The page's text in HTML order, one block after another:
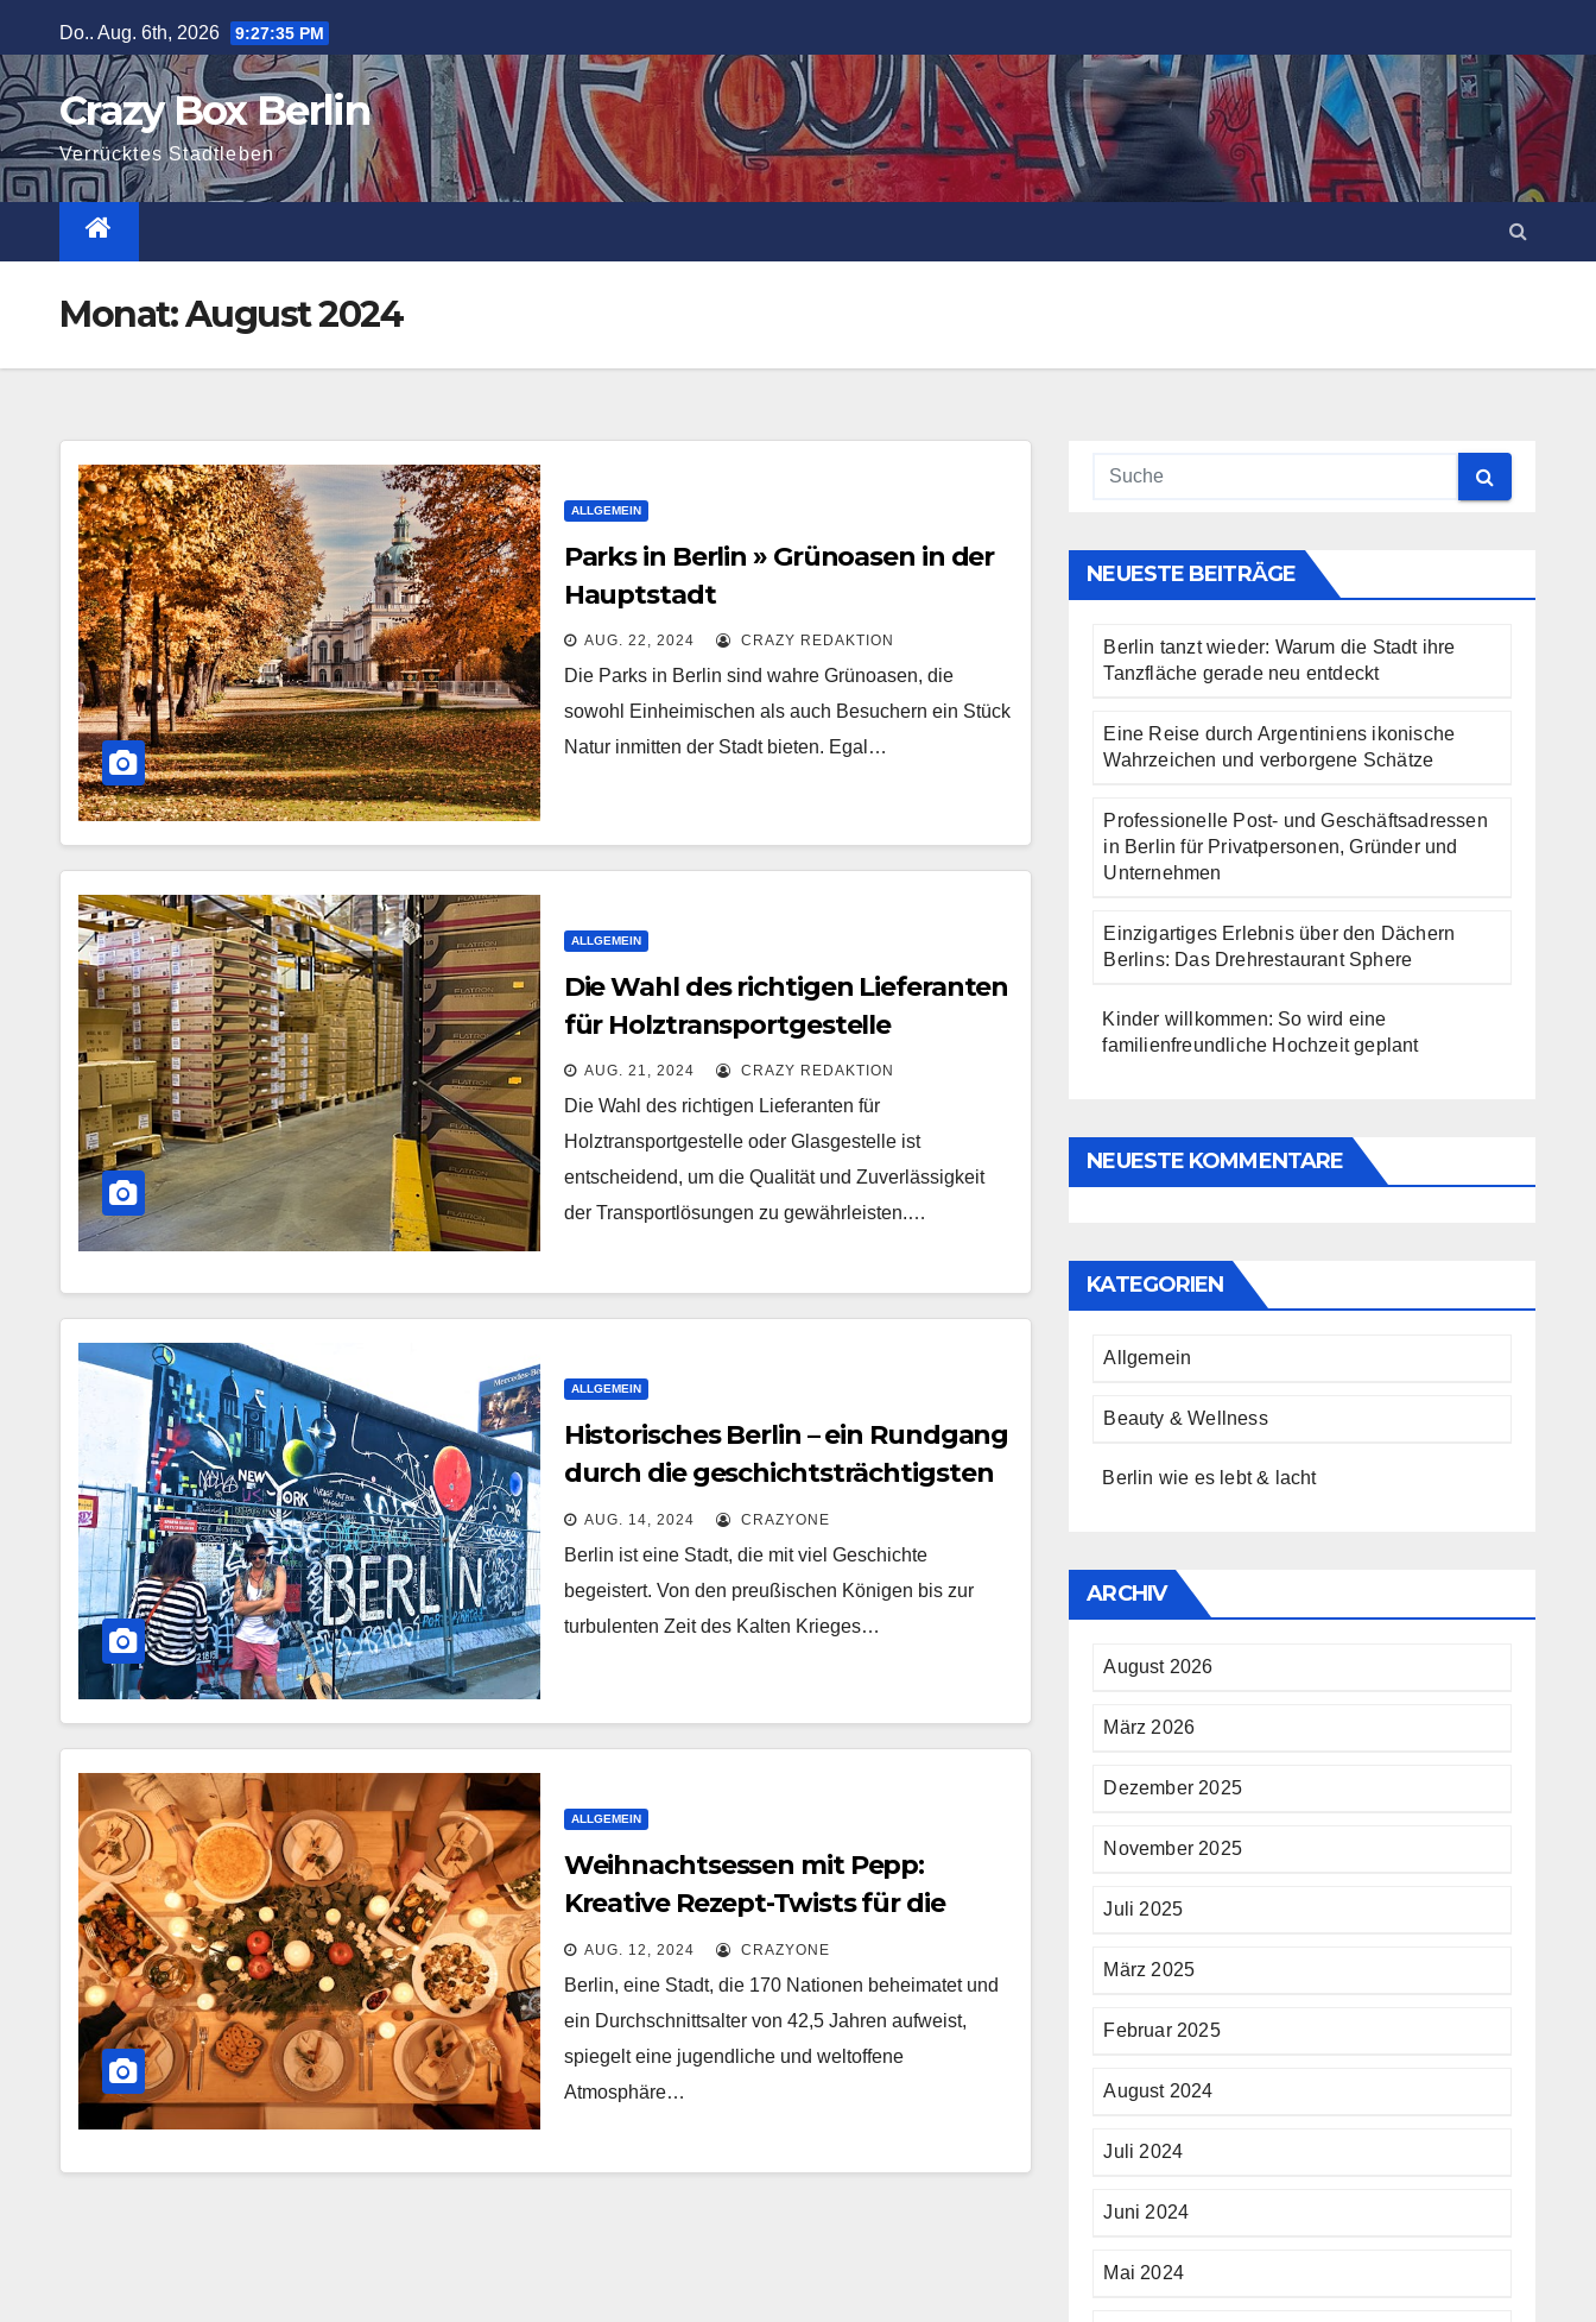
Inhalt
springen
Do.. Aug. 6th, 2026 9:27:36 PM
Crazy Box Berlin
Verrücktes Stadtleben
Monat:August 2024
ALLGEMEIN
Parks in Berlin » Grünoasen in der
Hauptstadt
AUG. 22, 2024 CRAZY REDAKTION
Die Parks in Berlin sind wahre Grünoasen, die
sowohl Einheimischen als auch Besuchern ein Stück
Natur inmitten der Stadt bieten. Egal…
ALLGEMEIN
Die Wahl des richtigen Lieferanten
für Holztransportgestelle
AUG. 21, 2024 CRAZY REDAKTION
Die Wahl des richtigen Lieferanten für
Holztransportgestelle oder Glasgestelle ist
entscheidend, um die Qualität und Zuverlässigkeit
der Transportlösungen zu gewährleisten.…
ALLGEMEIN
Historisches Berlin – ein Rundgang
durch die geschichtsträchtigsten
Ecken der Stadt
AUG. 14, 2024 CRAZYONE
Berlin ist eine Stadt, die mit viel Geschichte
begeistert. Von den preußischen Königen bis zur
turbulenten Zeit des Kalten Krieges…
ALLGEMEIN
Weihnachtsessen mit Pepp:
Kreative Rezept-Twists für die
Festtafel
AUG. 12, 2024 CRAZYONE
Berlin, eine Stadt, die 170 Nationen beheimatet und
ein Durchschnittsalter von 42,5 Jahren aufweist,
spiegelt eine jugendliche und weltoffene
Atmosphäre…
NEUESTE BEITRÄGE
Berlin tanzt wieder: Warum die Stadt ihre
Tanzfläche gerade neu entdeckt
Eine Reise durch Argentiniens ikonische
Wahrzeichen und verborgene Schätze
Professionelle Post- und Geschäftsadressen
in Berlin für Privatpersonen, Gründer und
Unternehmen
Einzigartiges Erlebnis über den Dächern
Berlins: Das Drehrestaurant Sphere
Kinder willkommen: So wird eine
familienfreundliche Hochzeit geplant
NEUESTE KOMMENTARE
KATEGORIEN
Allgemein
Beauty & Wellness
Berlin wie es lebt & lacht
ARCHIV
August 2026
März 2026
Dezember 2025
November 2025
Juli 2025
März 2025
Februar 2025
August 2024
Juli 2024
Juni 2024
Mai 2024